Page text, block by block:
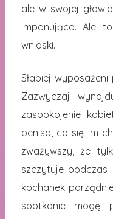
ale w swojej
imponująco. Ale
wnioski.
Słabiej
Zazwyczaj
zaspokojenie
penisa, co się im
zważywszy, że
szczytuje podczas
kochanek
spotkanie mogę